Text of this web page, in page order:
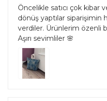
Öncelikle satıcı çok kibar
dönüş yaptılar siparişimin
verdiler. Ürünlerim özenli
Aşırı sevimliler 🌸